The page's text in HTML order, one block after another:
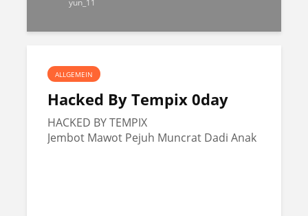
yun_11
ALLGEMEIN
Hacked By Tempix 0day
HACKED BY TEMPIX
Jembot Mawot Pejuh Muncrat Dadi Anak